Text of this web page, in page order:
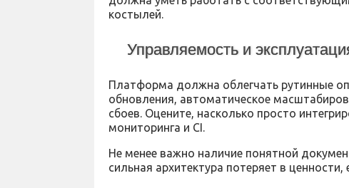
костылей.
Управляемость и
Платформа должна облегчать рутинные
обновления, автоматическое
сбоев. Оцените, насколько просто
мониторинга и CI.
Не менее важно наличие понятной
сильная архитектура потеряет в